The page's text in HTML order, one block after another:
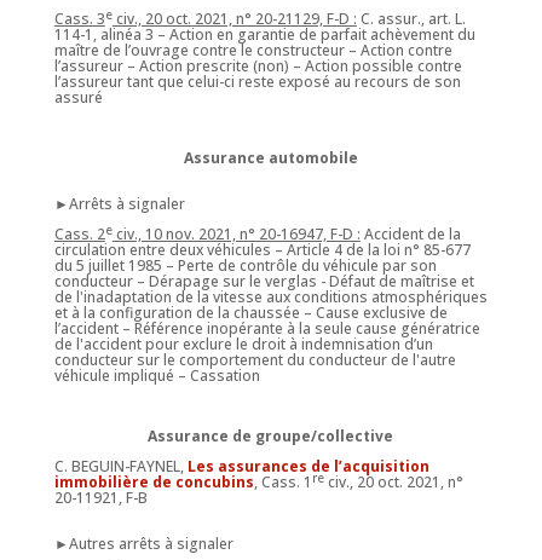
Cass. 3eciv., 20 oct. 2021, n° 20-21129, F-D : C. assur., art. L.
114-1, alinéa 3 – Action en garantie de parfait achèvement du
maître de l’ouvrage contre le constructeur – Action contre
l’assureur – Action prescrite (non) – Action possible contre
l’assureur tant que celui-ci reste exposé au recours de son
assuré
Assurance automobile
►Arrêts à signaler
Cass. 2eciv., 10 nov. 2021, n° 20-16947, F-D : Accident de la
circulation entre deux véhicules – Article 4 de la loi n° 85-677
du 5 juillet 1985 – Perte de contrôle du véhicule par son
conducteur – Dérapage sur le verglas - Défaut de maîtrise et
de l'inadaptation de la vitesse aux conditions atmosphériques
et à la configuration de la chaussée – Cause exclusive de
l’accident – Référence inopérante à la seule cause génératrice
de l'accident pour exclure le droit à indemnisation d’un
conducteur sur le comportement du conducteur de l'autre
véhicule impliqué – Cassation
Assurance de groupe/collective
C. BEGUIN-FAYNEL, Les assurances de l’acquisition
immobilière de concubins, Cass. 1 reciv., 20 oct. 2021, n°
20-11921, F-B
►Autres arrêts à signaler